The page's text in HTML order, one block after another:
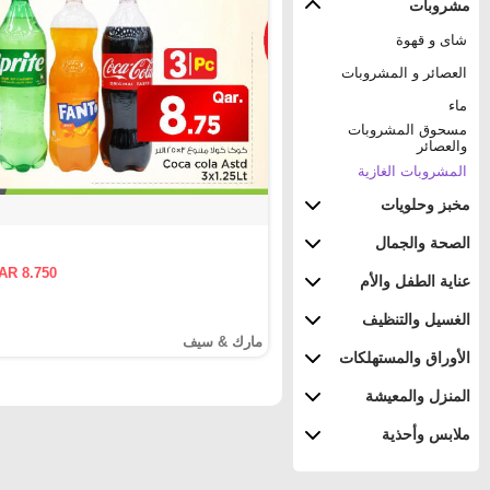
مشروبات
شاى و قهوة
العصائر و المشروبات
ماء
مسحوق المشروبات
والعصائر
المشروبات الغازية
مخبز وحلويات
الصحة والجمال
عناية الطفل والأم
الغسيل والتنظيف
الأوراق والمستهلكات
المنزل والمعيشة
ملابس وأحذية
8.750
مارك & سيف